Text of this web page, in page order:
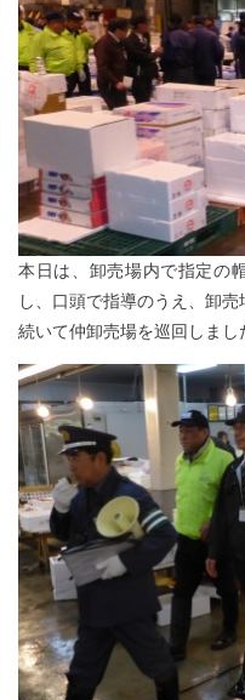
本日は、卸売場内で指定の
し、口頭で指導のうえ、卸売
続いて仲卸売場を巡回しまし